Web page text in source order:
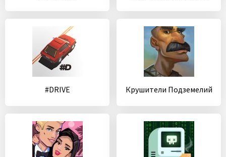
#DRIVE Крушители Подземелий